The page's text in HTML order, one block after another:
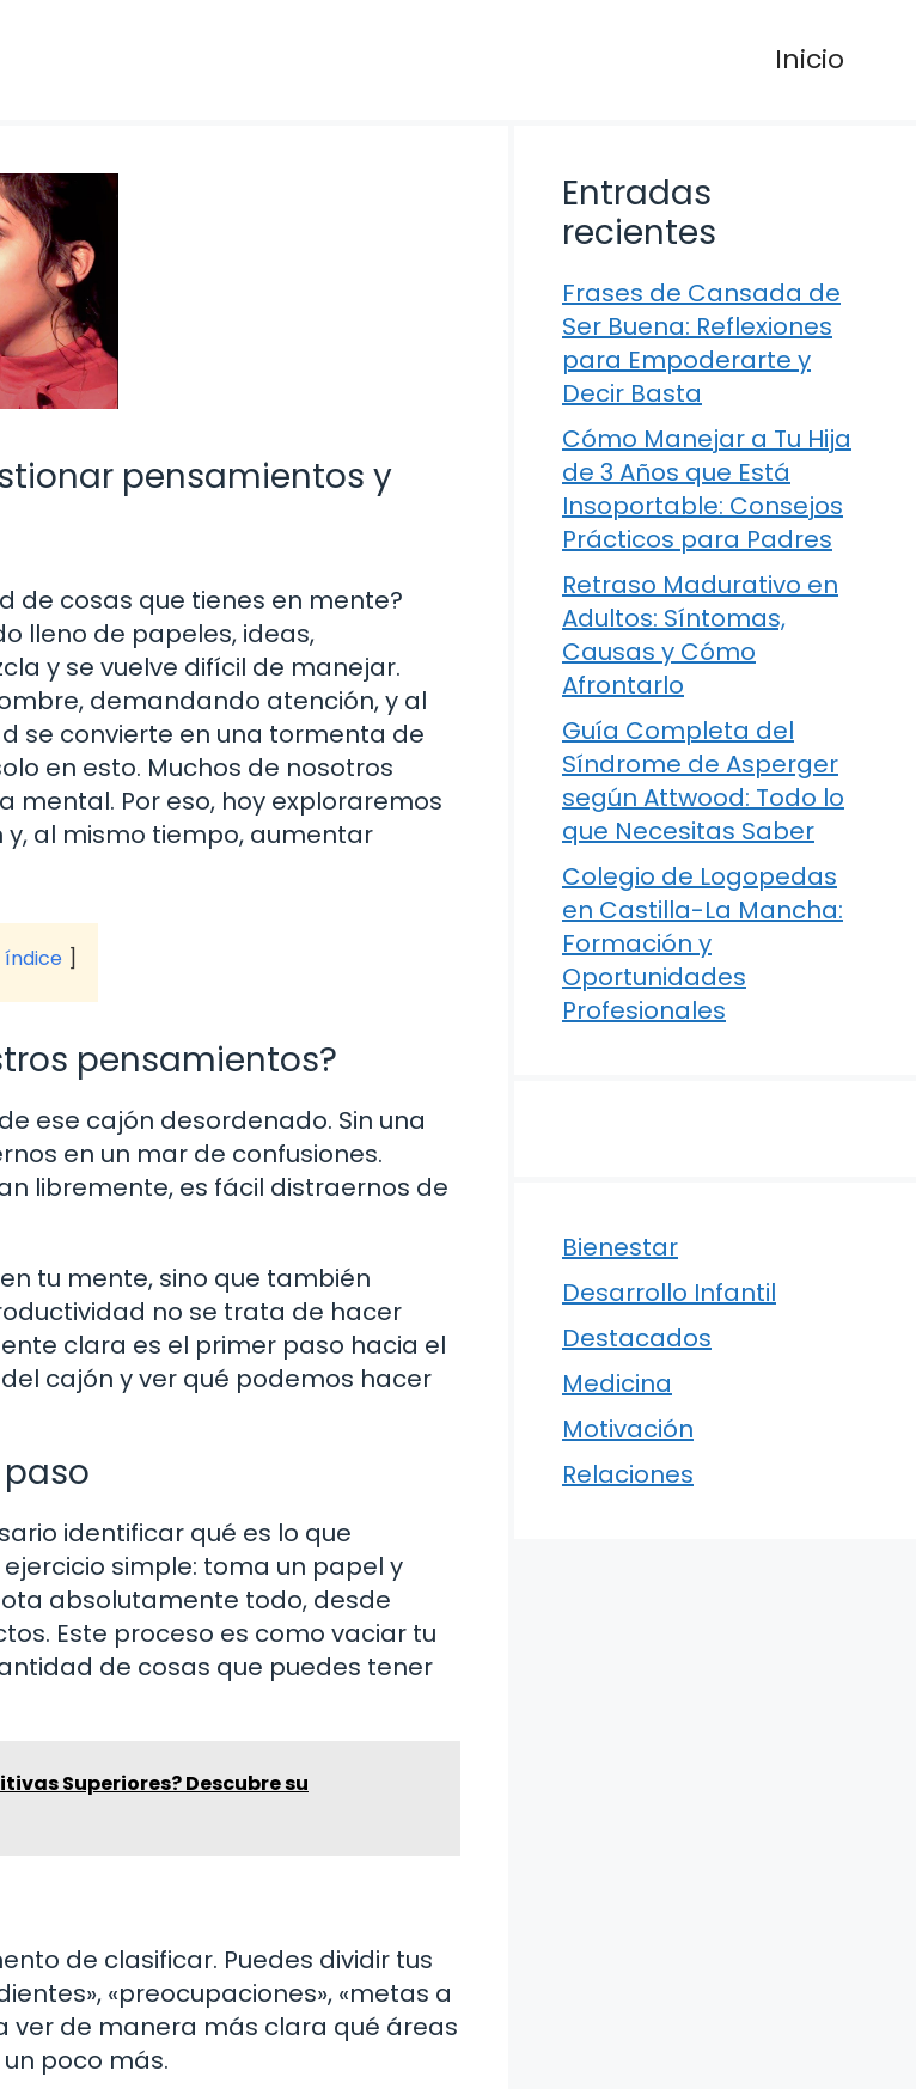
Inicio
pensamientos y
de cosas que tienes en mente?
lleno de papeles, ideas,
y se vuelve difícil de manejar.
demandando atención, y al
se convierte en una tormenta de
en esto. Muchos de nosotros
Por eso, hoy exploraremos
al mismo tiempo, aumentar
pensamientos?
ese cajón desordenado. Sin una
en un mar de confusiones.
libremente, es fácil distraernos de
tu mente, sino que también
no se trata de hacer
clara es el primer paso hacia el
cajón y ver qué podemos hacer
identificar qué es lo que
simple: toma un papel y
absolutamente todo, desde
Este proceso es como vaciar tu
de cosas que puedes tener
Superiores? Descubre su
de clasificar. Puedes dividir tus
«preocupaciones», «metas a
ver de manera más clara qué áreas
poco más.
Entradas
recientes
Frases de Cansada de
Ser Buena: Reflexiones
para Empoderarte y
Decir Basta
Cómo Manejar a Tu Hija
de 3 Años que Está
Insoportable: Consejos
Prácticos para Padres
Retraso Madurativo en
Adultos: Síntomas,
Causas y Cómo
Afrontarlo
Guía Completa del
Síndrome de Asperger
según Attwood: Todo lo
que Necesitas Saber
Colegio de Logopedas
en Castilla-La Mancha:
Formación y
Oportunidades
Profesionales
Bienestar
Desarrollo Infantil
Destacados
Medicina
Motivación
Relaciones